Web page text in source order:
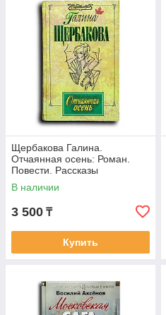
Щербакова Галина.
Отчаянная осень: Роман.
Повести. Рассказы
В наличии
3 500 ₸
Купить